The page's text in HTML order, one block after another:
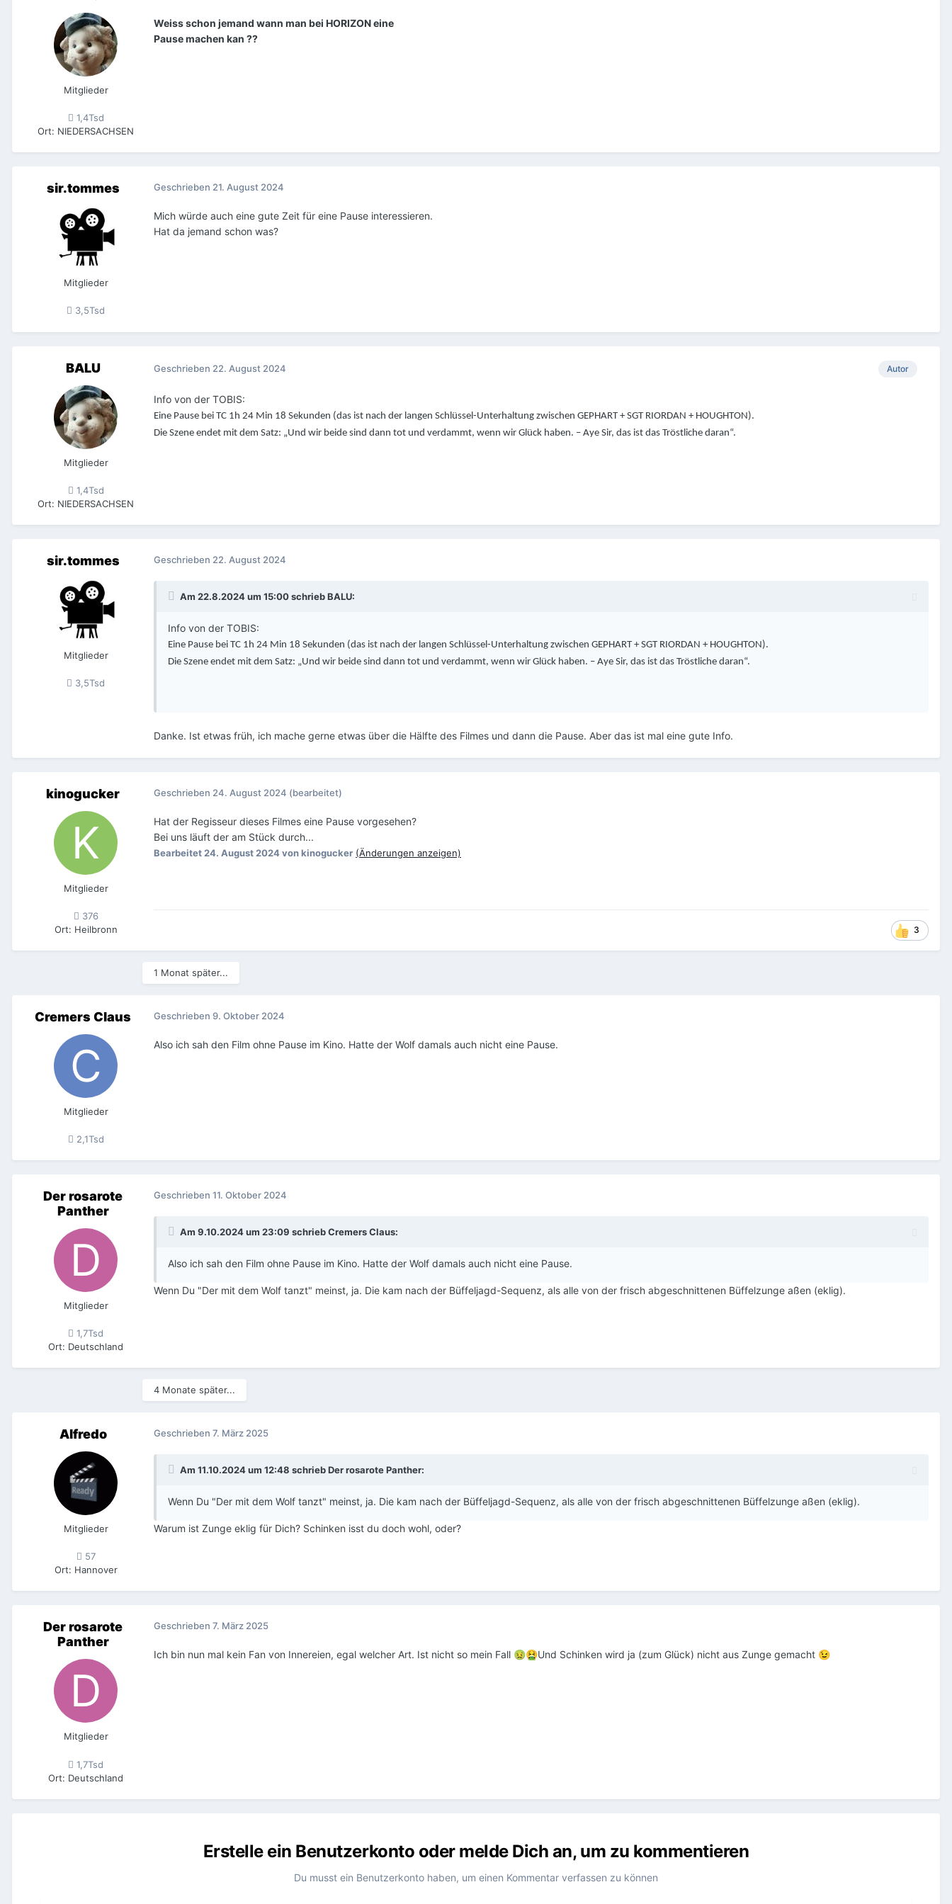
Mitglieder
1,4Tsd
Ort: NIEDERSACHSEN
Weiss schon jemand wann man bei HORIZON eine
Pause machen kan ??
sir.tommes
Mitglieder
3,5Tsd
Geschrieben 21. August 2024
Mich würde auch eine gute Zeit für eine Pause interessieren.
Hat da jemand schon was?
BALU
Mitglieder
1,4Tsd
Ort: NIEDERSACHSEN
Autor
Geschrieben 22. August 2024
Info von der TOBIS:
Eine Pause bei TC 1h 24 Min 18 Sekunden (das ist nach der langen Schlüssel-Unterhaltung zwischen GEPHART + SGT RIORDAN + HOUGHTON).
Die Szene endet mit dem Satz: „Und wir beide sind dann tot und verdammt, wenn wir Glück haben. – Aye Sir, das ist das Tröstliche daran“.
sir.tommes
Mitglieder
3,5Tsd
Geschrieben 22. August 2024
Am 22.8.2024 um 15:00 schriebBALU:
Info von der TOBIS:
Eine Pause bei TC 1h 24 Min 18 Sekunden (das ist nach der langen Schlüssel-Unterhaltung zwischen GEPHART + SGT RIORDAN + HOUGHTON).
Die Szene endet mit dem Satz: „Und wir beide sind dann tot und verdammt, wenn wir Glück haben. – Aye Sir, das ist das Tröstliche daran“.
Danke. Ist etwas früh, ich mache gerne etwas über die Hälfte des Filmes und dann die Pause. Aber das ist mal eine gute Info.
kinogucker
Mitglieder
376
Ort: Heilbronn
Geschrieben 24. August 2024 (bearbeitet)
Hat der Regisseur dieses Filmes eine Pause vorgesehen?
Bei uns läuft der am Stück durch...
Bearbeitet 24. August 2024von kinogucker (Änderungen anzeigen)
3
1 Monat später...
Cremers Claus
Mitglieder
2,1Tsd
Geschrieben 9. Oktober 2024
Also ich sah den Film ohne Pause im Kino. Hatte der Wolf damals auch nicht eine Pause.
Der rosarote
Panther
Mitglieder
1,7Tsd
Ort: Deutschland
Geschrieben 11. Oktober 2024
Am 9.10.2024 um 23:09 schriebCremers Claus:
Also ich sah den Film ohne Pause im Kino. Hatte der Wolf damals auch nicht eine Pause.
Wenn Du "Der mit dem Wolf tanzt" meinst, ja. Die kam nach der Büffeljagd-Sequenz, als alle von der frisch abgeschnittenen Büffelzunge aßen (eklig).
4 Monate später...
Alfredo
Mitglieder
57
Ort: Hannover
Geschrieben 7. März 2025
Am 11.10.2024 um 12:48 schriebDer rosarote Panther:
Wenn Du "Der mit dem Wolf tanzt" meinst, ja. Die kam nach der Büffeljagd-Sequenz, als alle von der frisch abgeschnittenen Büffelzunge aßen (eklig).
Warum ist Zunge eklig für Dich? Schinken isst du doch wohl, oder?
Der rosarote
Panther
Mitglieder
1,7Tsd
Ort: Deutschland
Geschrieben 7. März 2025
Ich bin nun mal kein Fan von Innereien, egal welcher Art. Ist nicht so mein Fall 🤢🤮Und Schinken wird ja (zum Glück) nicht aus Zunge gemacht 😉
Erstelle ein Benutzerkonto oder melde Dich an, um zu kommentieren
Du musst ein Benutzerkonto haben, um einen Kommentar verfassen zu können